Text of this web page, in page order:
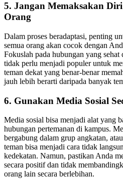
5. Jangan Memaksakan
Orang
Dalam proses beradaptasi, penting
semua orang akan cocok dengan
Fokuslah pada hubungan yang
tidak perlu menjadi populer untuk
teman dekat yang benar-benar
jauh lebih berarti daripada banyak
6. Gunakan Media Sosial
Media sosial bisa menjadi alat yang
hubungan pertemanan di kampus.
bergabung dalam grup angkatan,
teman bisa menjadi cara tidak
kedekatan. Namun, pastikan Anda
secara positif dan tidak
orang lain secara berlebihan.